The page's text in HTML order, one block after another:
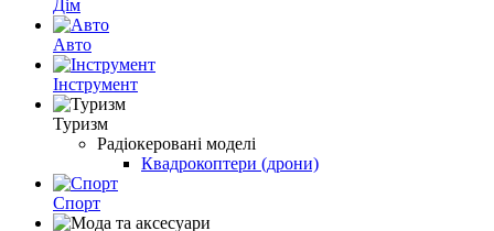
Дім
Авто
Інструмент
Туризм
Радіокеровані моделі
Квадрокоптери (дрони)
Спорт